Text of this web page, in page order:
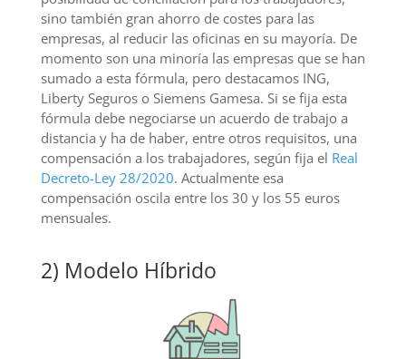
sino también gran ahorro de costes para las
empresas, al reducir las oficinas en su mayoría. De
momento son una minoría las empresas que se han
sumado a esta fórmula, pero destacamos ING,
Liberty Seguros o Siemens Gamesa. Si se fija esta
fórmula debe negociarse un acuerdo de trabajo a
distancia y ha de haber, entre otros requisitos, una
compensación a los trabajadores, según fija el Real
Decreto-Ley 28/2020. Actualmente esa
compensación oscila entre los 30 y los 55 euros
mensuales.
2) Modelo Híbrido